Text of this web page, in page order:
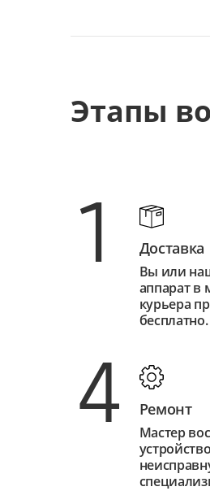
Этапы
1 Доставка
Вы или
аппарат в
курьера
бесплатно.
4 Ремонт
Мастер